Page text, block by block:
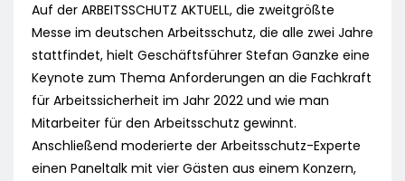
Auf der ARBEITSSCHUTZ AKTUELL, die zweitgrößte
Messe im deutschen Arbeitsschutz, die alle zwei Jahre
stattfindet, hielt Geschäftsführer Stefan Ganzke eine
Keynote zum Thema Anforderungen an die Fachkraft
für Arbeitssicherheit im Jahr 2022 und wie man
Mitarbeiter für den Arbeitsschutz gewinnt.
Anschließend moderierte der Arbeitsschutz-Experte
einen Paneltalk mit vier Gästen aus einem Konzern,